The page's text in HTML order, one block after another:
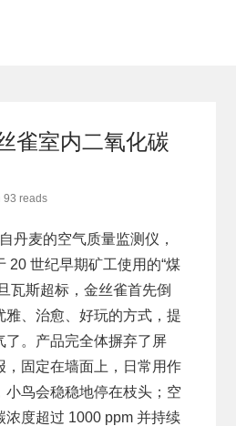
雀室内二氧化碳
93 reads
丹麦的空气质量监测仪，
20 世纪早期矿工使用的“煤
瓦斯超标，金丝雀首先倒
雅、治愈、好玩的方式，提
了。产品完全体摒弃了屏
，固定在墙面上，日常用作
小鸟会稳稳地停在枝头；空
浓度超过 1000 ppm 并持续